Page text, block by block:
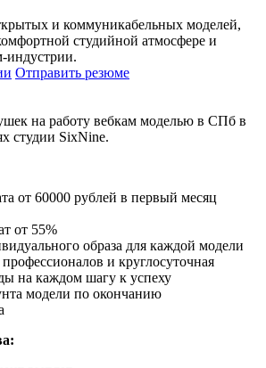
и коммуникабельных моделей,
студийной атмосфере и
индустрии.
Отправить резюме
на работу вебкам моделью в СПб в
студии SixNine.
от 60000 рублей в первый месяц
от 55%
образа для каждой модели
и круглосуточная
на каждом шагу к успеху
модели по окончанию